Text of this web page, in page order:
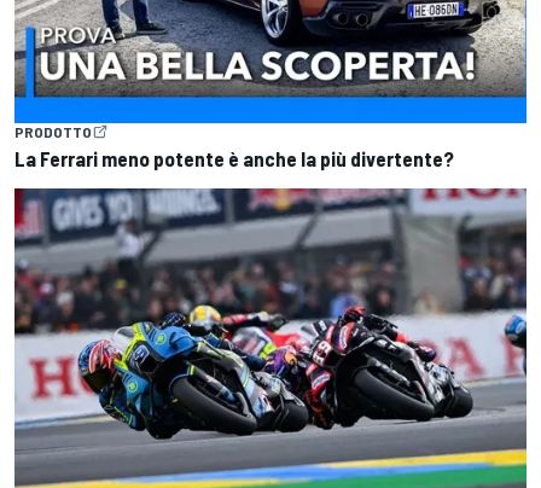
PRODOTTO
La Ferrari meno potente è anche la più divertente?